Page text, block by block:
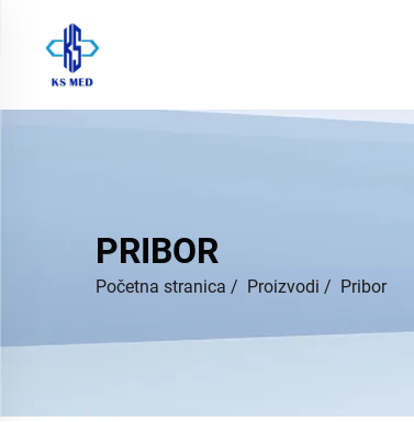
PRIBOR
Početna stranica / Proizvodi / Pribor